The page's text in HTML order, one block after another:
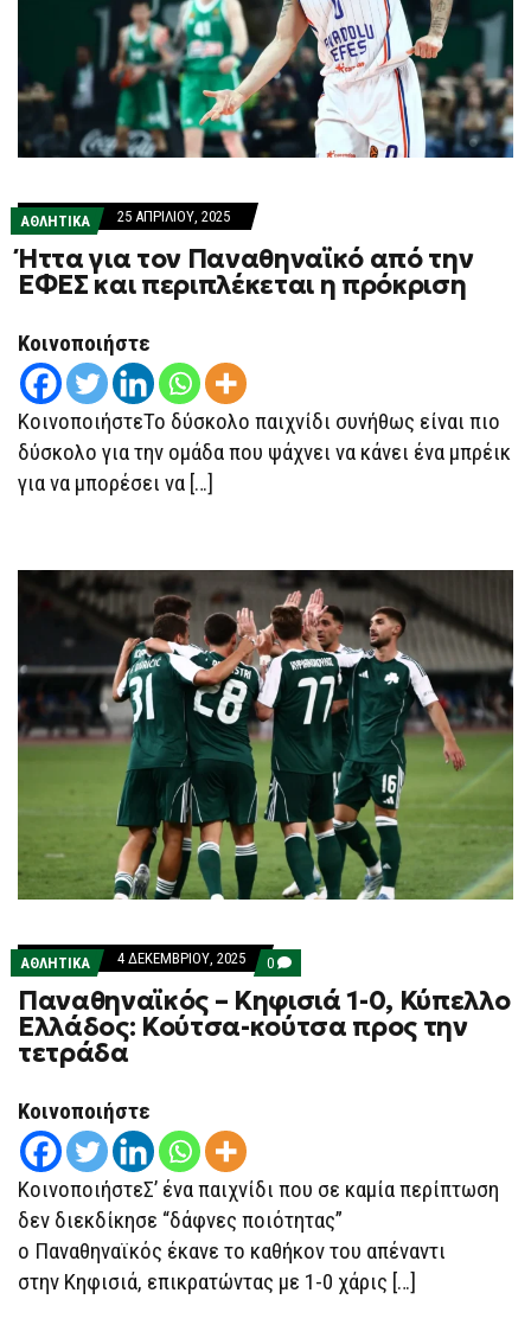
ΑΘΛΗΤΙΚΑ 25 ΑΠΡΙΛΊΟΥ, 2025
Ήττα για τον Παναθηναϊκό από την
ΕΦΕΣ και περιπλέκεται η πρόκριση
Κοινοποιήστε
ΚοινοποιήστεΤο δύσκολο παιχνίδι συνήθως είναι πιο
δύσκολο για την ομάδα που ψάχνει να κάνει ένα μπρέικ
για να μπορέσει να […]
ΑΘΛΗΤΙΚΑ 4 ΔΕΚΕΜΒΡΊΟΥ, 2025 0 COMMENTS
ON
ΠΑΝΑΘΗΝΑΪΚΌΣ
–
ΚΗΦΙΣΙΆ
ΤΕΤΡΆΔΑ
Παναθηναϊκός – Κηφισιά 1-0, Κύπελλο
Ελλάδος: Κούτσα-κούτσα προς την
τετράδα
Κοινοποιήστε
ΚοινοποιήστεΣ’ ένα παιχνίδι που σε καμία περίπτωση
δεν διεκδίκησε “δάφνες ποιότητας”
ο Παναθηναϊκός έκανε το καθήκον του απέναντι
στην Κηφισιά, επικρατώντας με 1-0 χάρις […]